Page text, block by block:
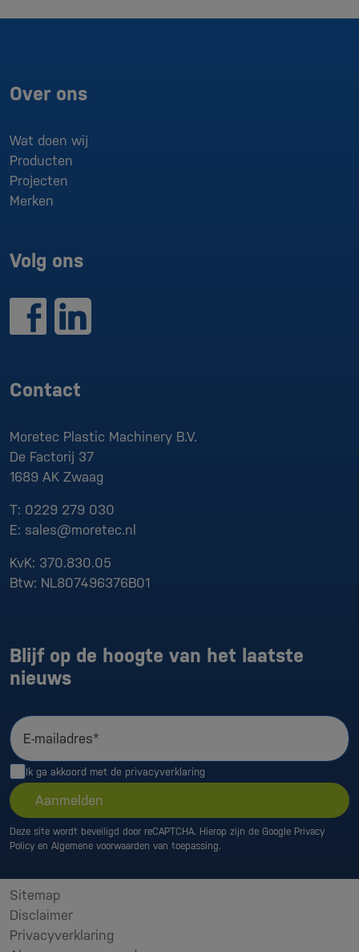
Over ons
Wat doen wij
Producten
Projecten
Merken
Volg ons
Contact
Moretec Plastic Machinery B.V.
De Factorij 37
1689 AK Zwaag
T: 0229 279 030
E: sales@moretec.nl
KvK: 370.830.05
Btw: NL807496376B01
Blijf op de hoogte van het laatste
nieuws
E-mailadres*
Ik ga akkoord met de privacyverklaring
Aanmelden
Deze site wordt beveiligd door reCAPTCHA. Hierop zijn de Google Privacy
Policy en Algemene voorwaarden van toepassing.
Sitemap
Disclaimer
Privacyverklaring